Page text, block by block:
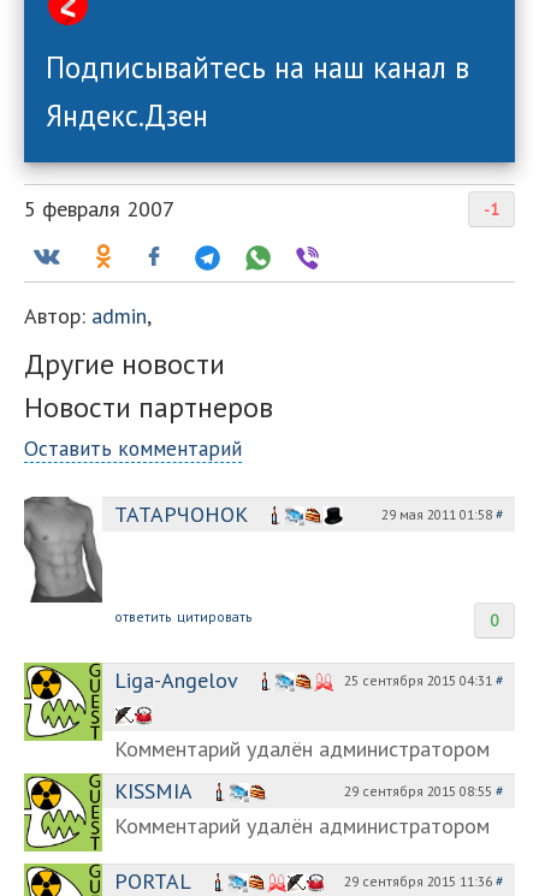
Подписывайтесь на наш канал в
Яндекс.Дзен
-1
5 февраля 2007
Автор: admin,
Другие новости
Новости партнеров
Оставить комментарий
ТАТАРЧОНОК 29 мая 2011 01:58 #
0
ответить цитировать
Liga-Angelov 25 сентября 2015 04:31 #
Комментарий удалён администратором
KISSMIA
29 сентября 2015 08:55 #
Комментарий удалён администратором
PORTAL
29 сентября 2015 11:36 #